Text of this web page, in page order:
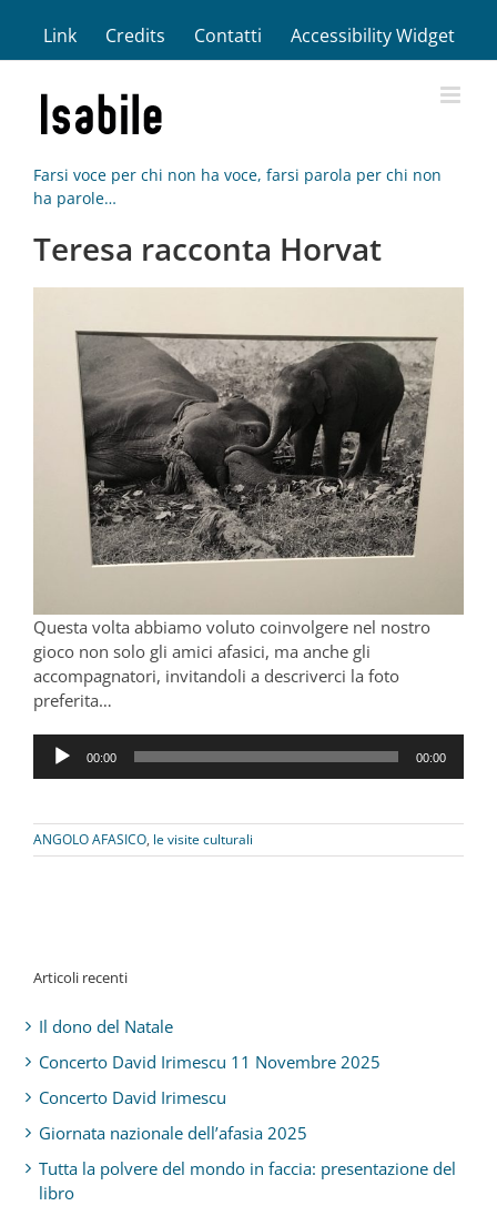
contenuto
Link Credits Contatti Accessibility Widget
Farsi voce per chi non ha voce, farsi parola per chi non
ha parole…
Teresa racconta Horvat
Questa volta abbiamo voluto coinvolgere nel nostro
gioco non solo gli amici afasici, ma anche gli
accompagnatori, invitandoli a descriverci la foto
preferita…
Audio
Player
00:00 00:00
ANGOLO AFASICO, le visite culturali
Articoli recenti
Il dono del Natale
Concerto David Irimescu 11 Novembre 2025
Concerto David Irimescu
Giornata nazionale dell’afasia 2025
Tutta la polvere del mondo in faccia: presentazione del
libro